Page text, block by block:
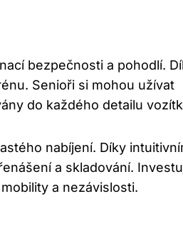
bezpečnosti a pohodlí.
Senioři si mohou užívat
do každého detailu
nabíjení. Díky
a skladování.
a nezávislosti.